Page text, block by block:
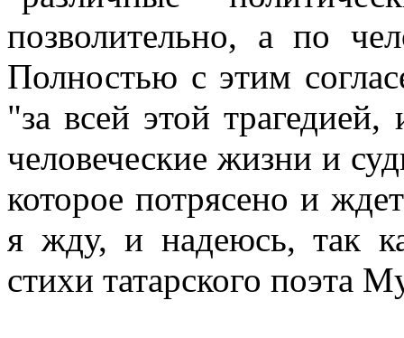
позволительно, а по
Полностью с этим
"за всей этой
человеческие жизни и
которое потрясено и
я жду, и надеюсь, так
стихи татарского поэта